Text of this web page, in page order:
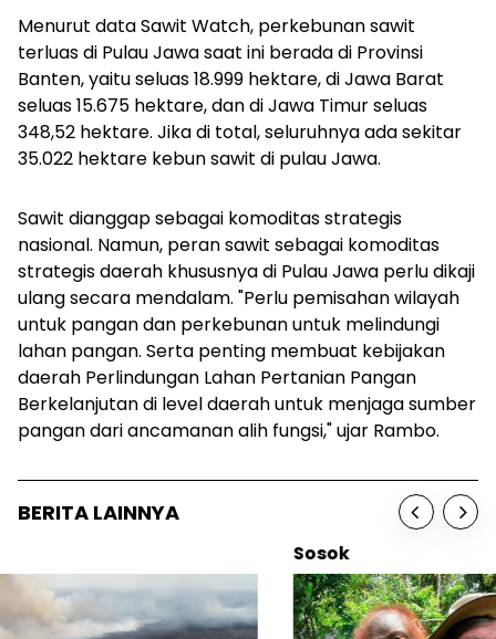
Menurut data Sawit Watch, perkebunan sawit
terluas di Pulau Jawa saat ini berada di Provinsi
Banten, yaitu seluas 18.999 hektare, di Jawa Barat
seluas 15.675 hektare, dan di Jawa Timur seluas
348,52 hektare. Jika di total, seluruhnya ada sekitar
35.022 hektare kebun sawit di pulau Jawa.
Sawit dianggap sebagai komoditas strategis
nasional. Namun, peran sawit sebagai komoditas
strategis daerah khususnya di Pulau Jawa perlu dikaji
ulang secara mendalam. "Perlu pemisahan wilayah
untuk pangan dan perkebunan untuk melindungi
lahan pangan. Serta penting membuat kebijakan
daerah Perlindungan Lahan Pertanian Pangan
Berkelanjutan di level daerah untuk menjaga sumber
pangan dari ancamanan alih fungsi," ujar Rambo.
BERITA LAINNYA